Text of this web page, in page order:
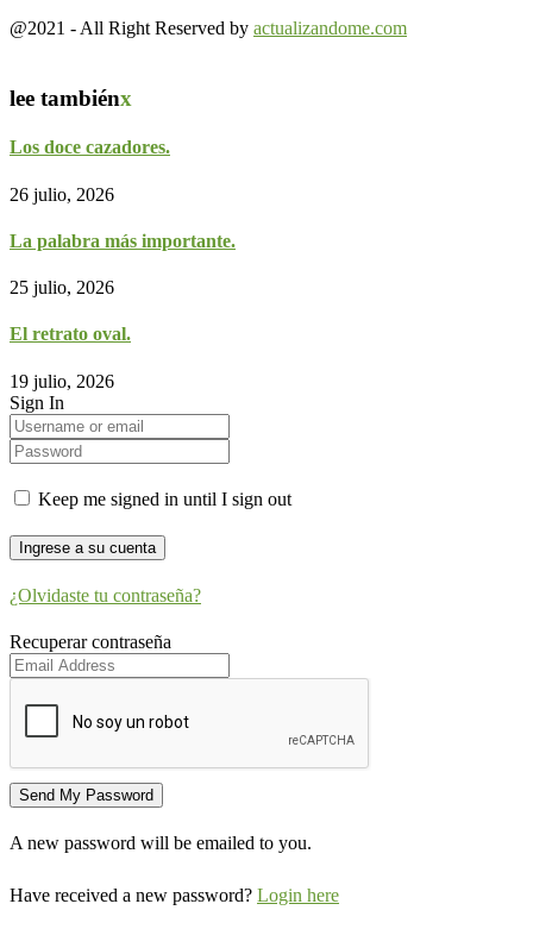
@2021 - All Right Reserved by actualizandome.com
lee tambiénx
Los doce cazadores.
26 julio, 2026
La palabra más importante.
25 julio, 2026
El retrato oval.
19 julio, 2026
Sign In
Keep me signed in until I sign out
¿Olvidaste tu contraseña?
Recuperar contraseña
A new password will be emailed to you.
Have received a new password? Login here